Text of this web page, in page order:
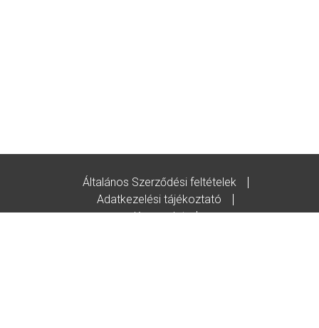
Általános Szerződési feltételek
Adatkezelési tájékoztató
Kapcsolat